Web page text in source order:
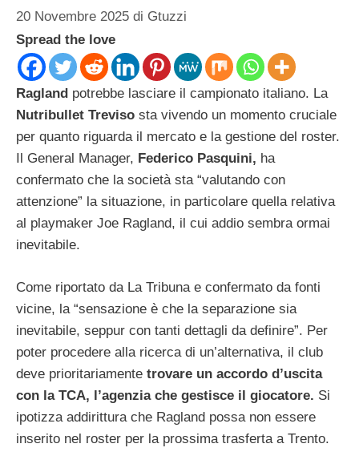
20 Novembre 2025 di Gtuzzi
Spread the love
Ragland potrebbe lasciare il campionato italiano. La
Nutribullet Treviso sta vivendo un momento cruciale
per quanto riguarda il mercato e la gestione del roster.
Il General Manager, Federico Pasquini, ha
confermato che la società sta “valutando con
attenzione” la situazione, in particolare quella relativa
al playmaker Joe Ragland, il cui addio sembra ormai
inevitabile.
Come riportato da La Tribuna e confermato da fonti
vicine, la “sensazione è che la separazione sia
inevitabile, seppur con tanti dettagli da definire”. Per
poter procedere alla ricerca di un’alternativa, il club
deve prioritariamente trovare un accordo d’uscita
con la TCA, l’agenzia che gestisce il giocatore. Si
ipotizza addirittura che Ragland possa non essere
inserito nel roster per la prossima trasferta a Trento.